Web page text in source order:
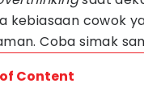
kebiasaan cowok
Coba simak
Content